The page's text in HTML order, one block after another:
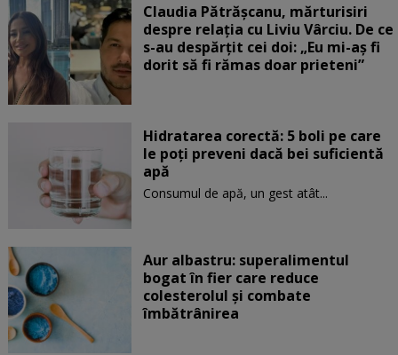
Claudia Pătrășcanu, mărturisiri
despre relația cu Liviu Vârciu. De ce
s-au despărțit cei doi: „Eu mi-aș fi
dorit să fi rămas doar prieteni”
Hidratarea corectă: 5 boli pe care
le poți preveni dacă bei suficientă
apă
Consumul de apă, un gest atât...
Aur albastru: superalimentul
bogat în fier care reduce
colesterolul și combate
îmbătrânirea